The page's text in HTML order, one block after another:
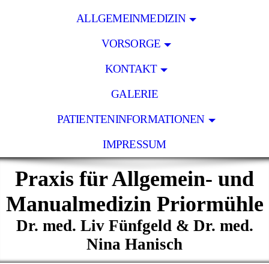
ALLGEMEINMEDIZIN
VORSORGE
KONTAKT
GALERIE
PATIENTENINFORMATIONEN
IMPRESSUM
Praxis für Allgemein- und
Manualmedizin Priormühle
Dr. med. Liv Fünfgeld & Dr. med.
Nina Hanisch